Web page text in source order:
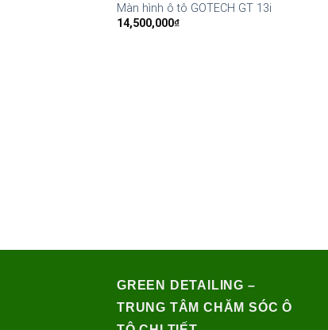
Màn hình ô tô GOTECH GT 13i
14,500,000₫
GREEN DETAILING –
TRUNG TÂM CHĂM SÓC Ô